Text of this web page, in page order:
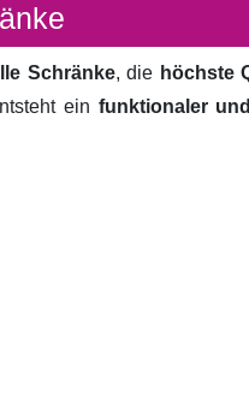
Schränke, die höchste
ein funktionaler